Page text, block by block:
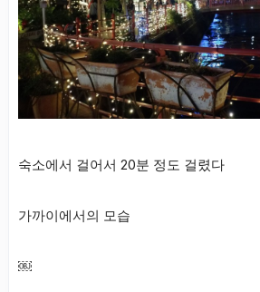
숙소에서 걸어서 20분 정도 걸렸다
가까이에서의 모습
￼